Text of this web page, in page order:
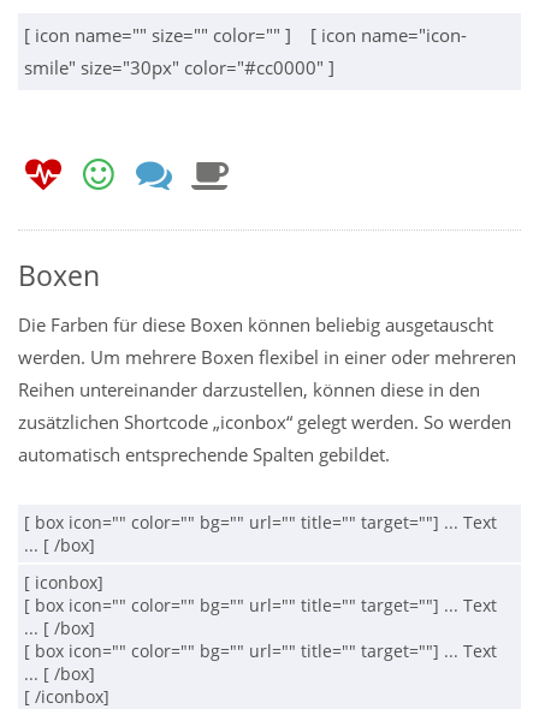
[ icon name="" size="" color="" ] [ icon name="icon-
smile" size="30px" color="#cc0000" ]
Boxen
Die Farben für diese Boxen können beliebig ausgetauscht
werden. Um mehrere Boxen flexibel in einer oder mehreren
Reihen untereinander darzustellen, können diese in den
zusätzlichen Shortcode „iconbox“ gelegt werden. So werden
automatisch entsprechende Spalten gebildet.
[ box icon="" color="" bg="" url="" title="" target=""] ... Text
... [ /box]
[ iconbox]
[ box icon="" color="" bg="" url="" title="" target=""] ... Text
... [ /box]
[ box icon="" color="" bg="" url="" title="" target=""] ... Text
... [ /box]
[ /iconbox]